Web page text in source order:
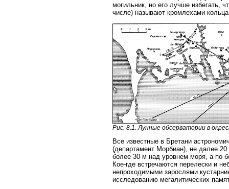
могильник, но его лучше избегать,
числе) называют кромлехами
Рис. 8.1. Лунные обсерватории в
Все известные в Бретани
(департамент Морбиан), не далее
более 30 м над уровнем моря, а по
Кое-где встречаются перелески и
непроходимыми зарослями
исследованию мегалитических